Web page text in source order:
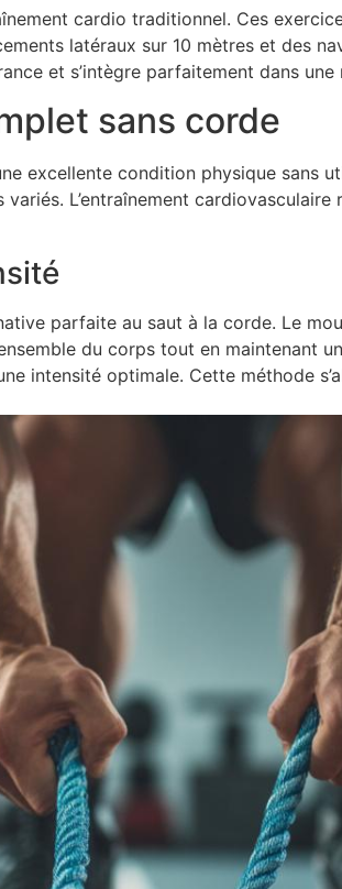
cardio traditionnel. Ces
latéraux sur 10 mètres et des
et s’intègre parfaitement dans
sans corde
excellente condition physique sans
L’entraînement
parfaite au saut à la corde. Le
du corps tout en maintenant
intensité optimale. Cette méthode